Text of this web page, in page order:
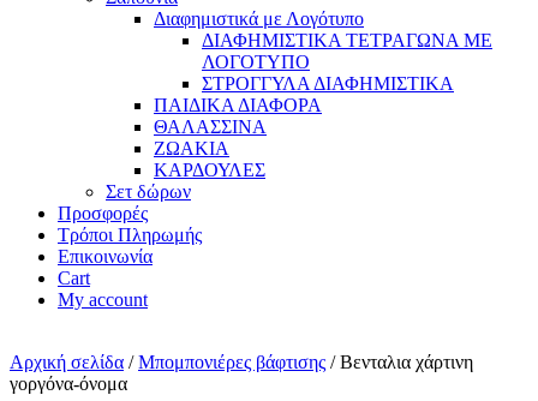
Διαφημιστικά με Λογότυπο
ΔΙΑΦΗΜΙΣΤΙΚΑ ΤΕΤΡΑΓΩΝΑ ΜΕ
ΛΟΓΟΤΥΠΟ
ΣΤΡΟΓΓΥΛΑ ΔΙΑΦΗΜΙΣΤΙΚΑ
ΠΑΙΔΙΚΑ ΔΙΑΦΟΡΑ
ΘΑΛΑΣΣΙΝΑ
ΖΩΑΚΙΑ
ΚΑΡΔΟΥΛΕΣ
Σετ δώρων
Προσφορές
Τρόποι Πληρωμής
Επικοινωνία
Cart
My account
Αρχική σελίδα /Μπομπονιέρες βάφτισης / Βενταλια χάρτινη
γοργόνα-όνομα